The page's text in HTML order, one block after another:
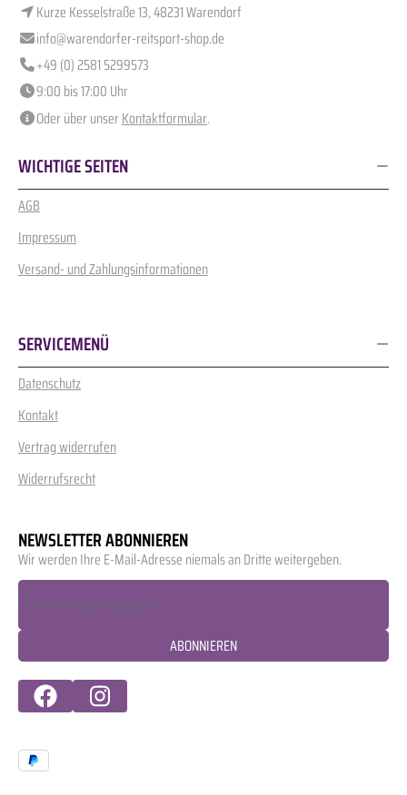
Kurze Kesselstraße 13, 48231 Warendorf
info@warendorfer-reitsport-shop.de
+49 (0) 2581 5299573
9:00 bis 17:00 Uhr
Oder über unserKontaktformular.
WICHTIGE SEITEN
AGB
Impressum
Versand- und Zahlungsinformationen
SERVICEMENÜ
Datenschutz
Kontakt
Vertrag widerrufen
Widerrufsrecht
NEWSLETTER ABONNIEREN
Wir werden Ihre E-Mail-Adresse niemals an Dritte weitergeben.
ABONNIEREN